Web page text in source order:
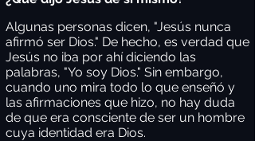
Algunas personas dicen, "Jesús nunca
afirmó ser Dios." De hecho, es verdad que
Jesús no iba por ahí diciendo las
palabras, "Yo soy Dios." Sin embargo,
cuando uno mira todo lo que enseñó y
las afirmaciones que hizo, no hay duda
de que era consciente de ser un hombre
cuya identidad era Dios.